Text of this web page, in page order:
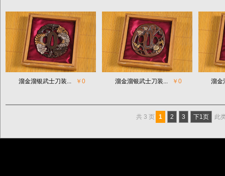
溜金溜银武士刀装... ￥0 溜金溜银武士刀装... ￥0 溜金
共 3 页 1 2 3 下1页 此